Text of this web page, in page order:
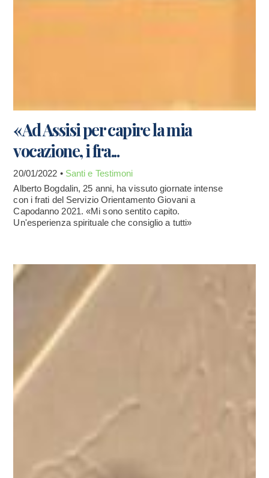
«Ad Assisi per capire la mia
vocazione, i fra...
20/01/2022 • Santi e Testimoni
Alberto Bogdalin, 25 anni, ha vissuto giornate intense
con i frati del Servizio Orientamento Giovani a
Capodanno 2021. «Mi sono sentito capito.
Un'esperienza spirituale che consiglio a tutti»